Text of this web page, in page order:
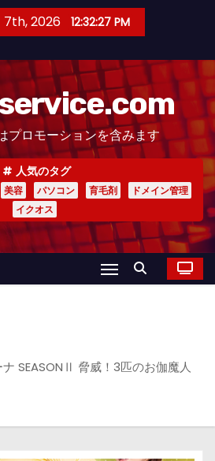
7th, 2026 12:32:28 PM
プロモーションを含みます
人気のタグ
美容 パソコン 育毛剤
ドメイン管理
イクオス
ナ SEASONⅡ 脅威！3匹のお伽魔人